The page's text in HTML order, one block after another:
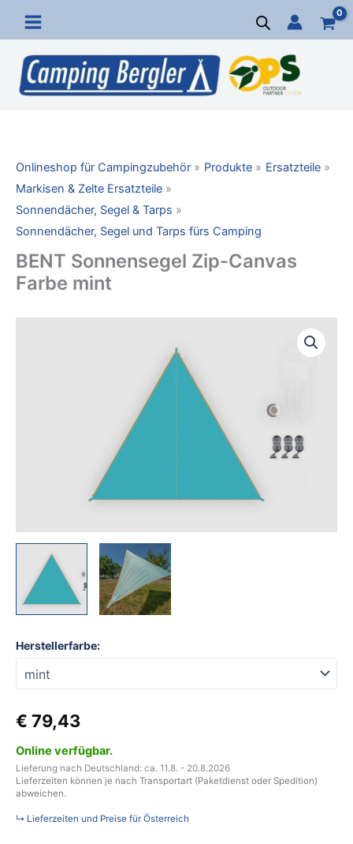
Inhalt
springen
Onlineshop für Campingzubehör Produkte
Ersatzteile
Markisen & Zelte Ersatzteile
Sonnendächer, Segel & Tarps
Sonnendächer, Segel und Tarps fürs Camping
BENT Sonnensegel Zip-Canvas
Farbe mint
Herstellerfarbe:
€ 79,43
Online verfügbar.
Lieferung nach Deutschland: ca. 11.8. - 20.8.2026
Lieferzeiten können je nach Transportart (Paketdienst oder Spedition)
abweichen.
↳ Lieferzeiten und Preise für Österreich